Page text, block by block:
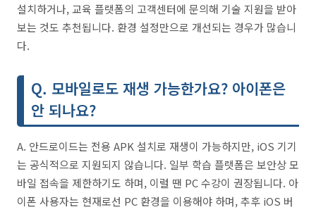
설치하거나, 교육 플랫폼의 고객센터에 문의해 기술 지원을 받아
보는 것도 추천됩니다. 환경 설정만으로 개선되는 경우가 많습니
다.
Q. 모바일로도 재생 가능한가요? 아이폰은
안 되나요?
A. 안드로이드는 전용 APK 설치로 재생이 가능하지만, iOS 기기
는 공식적으로 지원되지 않습니다. 일부 학습 플랫폼은 보안상 모
바일 접속을 제한하기도 하며, 이럴 땐 PC 수강이 권장됩니다. 아
이폰 사용자는 현재로선 PC 환경을 이용해야 하며, 추후 iOS 버